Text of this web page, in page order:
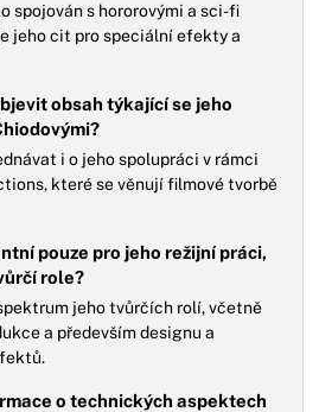
spojován s hororovými a sci-fi
jeho cit pro speciální efekty a
obsah týkající se jeho
i o jeho spolupráci v rámci
které se věnují filmové tvorbě
pouze pro jeho režijní práci,
role?
jeho tvůrčích rolí, včetně
a především designu a
o technických aspektech